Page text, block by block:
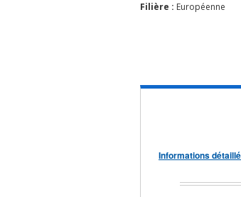
Filière : Européenne
Informations